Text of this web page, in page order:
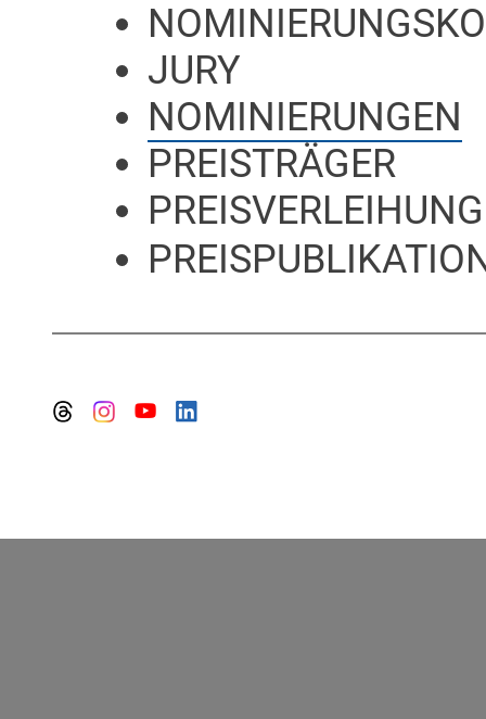
JURY
NOMINIERUNGEN
PREISTRÄGER
PREISVERLEIHUNG